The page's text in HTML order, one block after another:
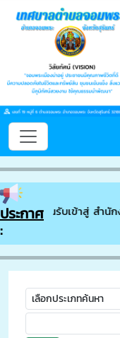
ประกาศ
:
ยินดีต้อนรับเข้าสู่ สำนัก